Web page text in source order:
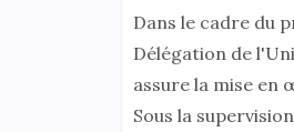
Dans le cadre du
Délégation de
assure la mise en
Sous la